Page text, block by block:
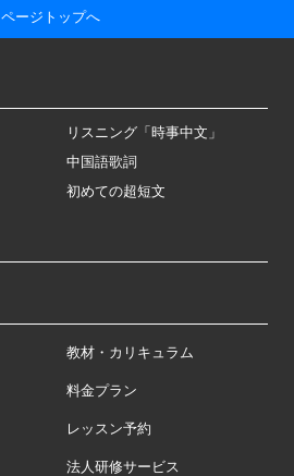
ページトップへ
リスニング「時事中文」
中国語歌詞
初めての超短文
教材・カリキュラム
料金プラン
レッスン予約
法人研修サービス